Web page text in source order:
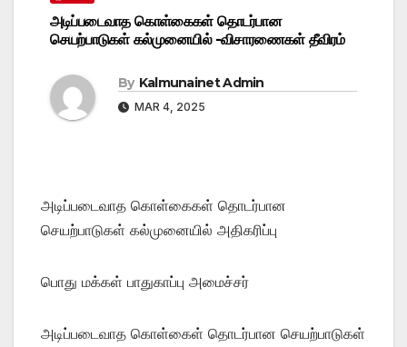
அடிப்படைவாத கொள்கைகள் தொடர்பான
செயற்பாடுகள் கல்முனையில் -விசாரணைகள் தீவிரம்
By Kalmunainet Admin
MAR 4, 2025
அடிப்படைவாத கொள்கைகள் தொடர்பான
செயற்பாடுகள் கல்முனையில் அதிகரிப்பு
பொது மக்கள் பாதுகாப்பு அமைச்சர்
அடிப்படைவாத கொள்கைள் தொடர்பான செயற்பாடுகள்